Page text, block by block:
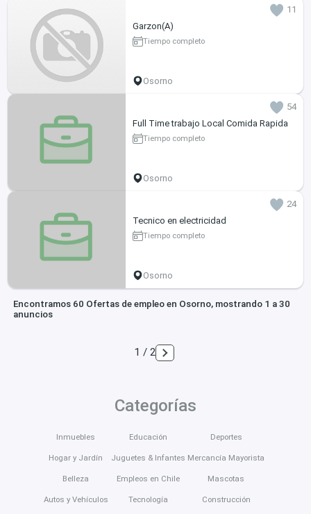
11
Garzon(A)
Tiempo completo
Osorno
54
Full Time trabajo Local Comida Rapida
Tiempo completo
Osorno
24
Tecnico en electricidad
Tiempo completo
Osorno
Encontramos 60 Ofertas de empleo en Osorno, mostrando 1 a 30
anuncios
1 / 2
Categorías
Inmuebles
Hogar y Jardín
Belleza
Autos y Vehículos
Educación
Juguetes & Infantes
Empleos en Chile
Tecnología
Deportes
Mercancía Mayorista
Mascotas
Construcción